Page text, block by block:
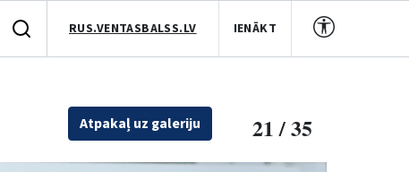
RUS.VENTASBALSS.LV IENĀKT
Atpakaļ uz galeriju 21 / 35